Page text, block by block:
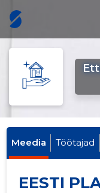
Meedia Töötajad
EESTI